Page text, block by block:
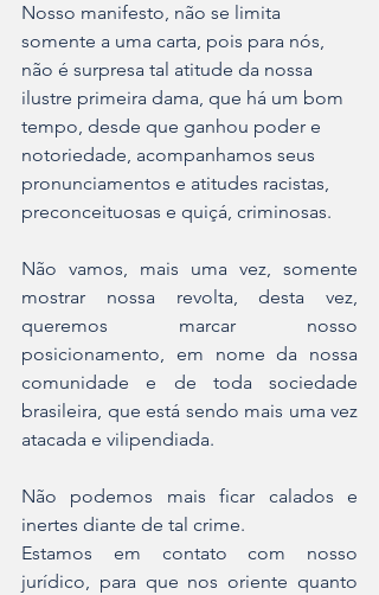
Nosso manifesto, não se limita
somente a uma carta, pois para nós,
não é surpresa tal atitude da nossa
ilustre primeira dama, que há um bom
tempo, desde que ganhou poder e
notoriedade, acompanhamos seus
pronunciamentos e atitudes racistas,
preconceituosas e quiçá, criminosas.
Não vamos, mais uma vez, somente
mostrar nossa revolta, desta vez,
queremos marcar nosso
posicionamento, em nome da nossa
comunidade e de toda sociedade
brasileira, que está sendo mais uma vez
atacada e vilipendiada.
Não podemos mais ficar calados e
inertes diante de tal crime.
Estamos em contato com nosso
jurídico, para que nos oriente quanto